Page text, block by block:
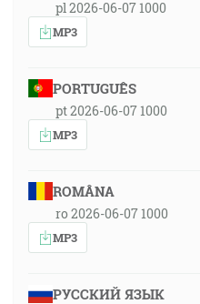
pl 2026-06-07 1000
MP3
PORTUGUÊS
pt 2026-06-07 1000
MP3
ROMÂNA
ro 2026-06-07 1000
MP3
РУССКИЙ ЯЗЫК